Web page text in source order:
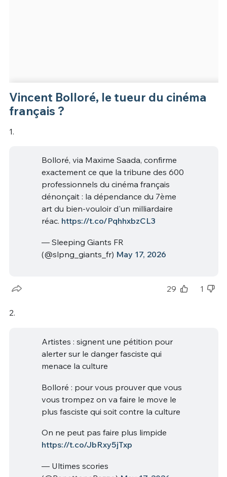
Vincent Bolloré, le tueur du cinéma
français ?
1.
Bolloré, via Maxime Saada, confirme
exactement ce que la tribune des 600
professionnels du cinéma français
dénonçait : la dépendance du 7ème
art du bien-vouloir d'un milliardaire
réac. https://t.co/PqhhxbzCL3
— Sleeping Giants FR
(@slpng_giants_fr) May 17, 2026
29 1
2.
Artistes : signent une pétition pour
alerter sur le danger fasciste qui
menace la culture
Bolloré : pour vous prouver que vous
vous trompez on va faire le move le
plus fasciste qui soit contre la culture
On ne peut pas faire plus limpide
https://t.co/JbRxy5jTxp
— Ultimes scories